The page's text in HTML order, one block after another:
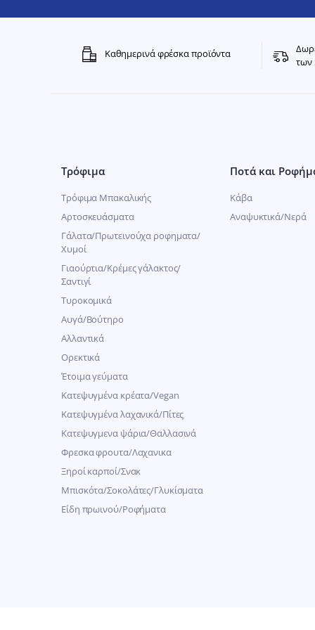
Καθημερινά φρέσκα προϊόντα
των
Τρόφιμα
Τρόφιμα Μπακαλικής
Αρτοσκευάσματα
Γάλατα/Πρωτεινούχα ροφηματα/
Χυμοί
Γιαούρτια/Κρέμες γάλακτος/
Σαντιγί
Τυροκομικά
Αυγά/Βούτηρο
Αλλαντικά
Ορεκτικά
Έτοιμα γεύματα
Κατεψυγμένα κρέατα/Vegan
Kατεψυγμένα λαχανικά/Πίτες
Κατεψυγμενα ψάρια/Θαλλασινά
Φρεσκα φρουτα/Λαχανικα
Ξηροί καρποί/Σνακ
Μπισκότα/Σοκολάτες/Γλυκίσματα
Είδη πρωινού/Ροφήματα
Ποτά και
Κάβα
Αναψυκτικά/Νερά